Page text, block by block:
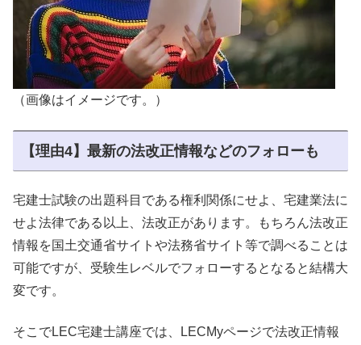
（画像はイメージです。）
【理由4】最新の法改正情報などのフォローも
宅建士試験の出題科目である権利関係にせよ、宅建業法に
せよ法律である以上、法改正があります。もちろん法改正
情報を国土交通省サイトや法務省サイト等で調べることは
可能ですが、受験生レベルでフォローするとなると結構大
変です。
そこでLEC宅建士講座では、LECMyページで法改正情報